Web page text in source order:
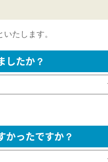
たします。
したか？
かったですか？